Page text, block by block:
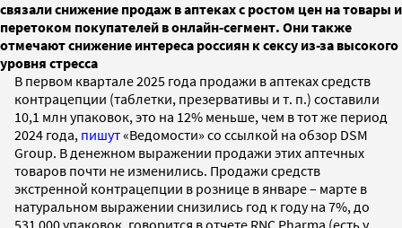
связали снижение продаж в аптеках с ростом цен на товары и
перетоком покупателей в онлайн-сегмент. Они также
отмечают снижение интереса россиян к сексу из-за высокого
уровня стресса
В первом квартале 2025 года продажи в аптеках средств
контрацепции (таблетки, презервативы и т. п.) составили
10,1 млн упаковок, это на 12% меньше, чем в тот же период
2024 года, пишут«Ведомости» со ссылкой на обзор DSM
Group. В денежном выражении продажи этих аптечных
товаров почти не изменились. Продажи средств
экстренной контрацепции в рознице в январе – марте в
натуральном выражении снизились год к году на 7%, до
531 000 упаковок, говорится в отчете RNC Pharma (есть у